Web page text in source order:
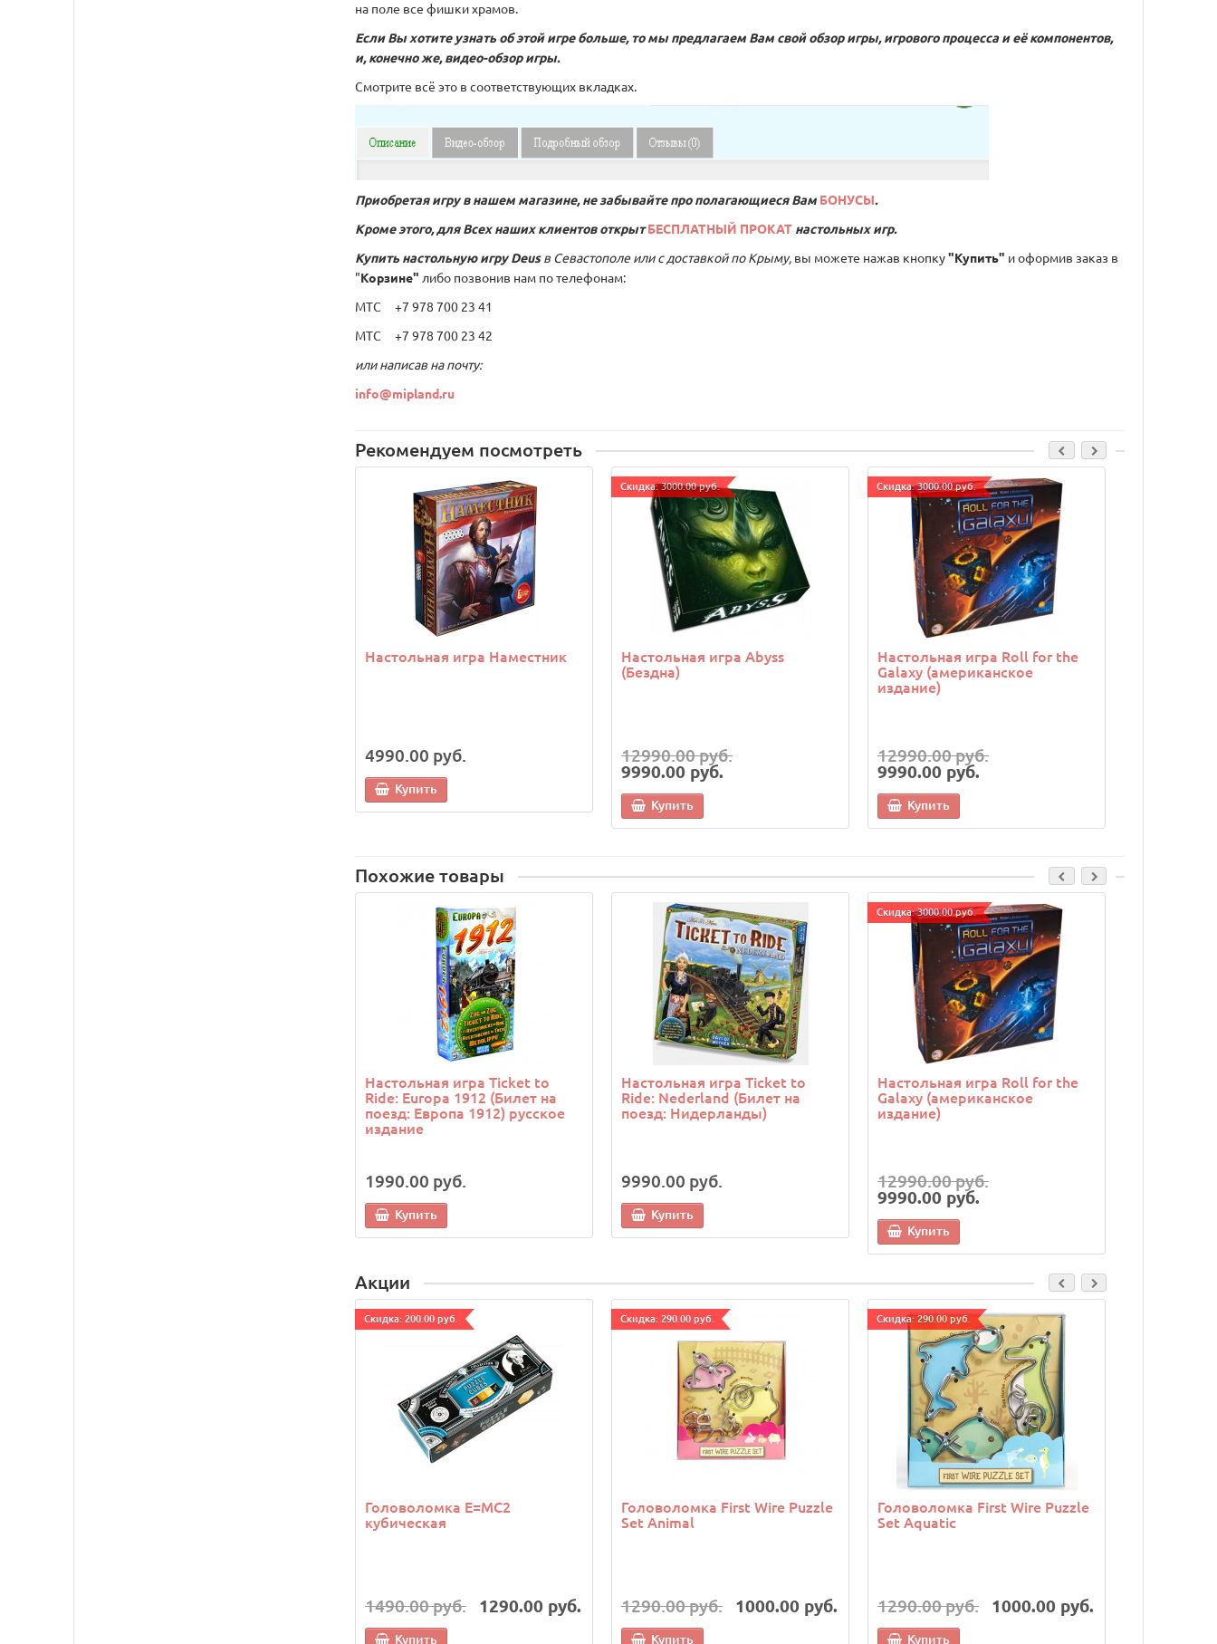
на поле все фишки храмов.
Если Вы хотите узнать об этой игре больше, то мы предлагаем Вам свой обзор игры, игрового процесса и её компонентов,
и, конечно же, видео-обзор игры.
Смотрите всё это в соответствующих вкладках.
Приобретая игру в нашем магазине, не забывайте про полагающиеся Вам БОНУСЫ.
Кроме этого, для Всех наших клиентов открыт БЕСПЛАТНЫЙ ПРОКАТ настольных игр.
Купить настольную игру Deus в Севастополе или с доставкой по Крыму, вы можете нажав кнопку"Купить" и оформив заказ в
"Корзине" либо позвонив нам по телефонам:
МТС +7 978 700 23 41
МТС +7 978 700 23 42
или написав на почту:
info@mipland.ru
Рекомендуем посмотреть
Настольная игра Наместник
4990.00 руб.
Купить
Cкидка: 3000.00 руб.
Настольная игра Abyss
(Бездна)
12990.00 руб.
9990.00 руб.
Купить
Cкидка: 3000.00 руб.
Настольная игра Roll for the
Galaxy (американское
издание)
12990.00 руб.
9990.00 руб.
Купить
Похожие товары
Настольная игра Ticket to
Ride: Europa 1912 (Билет на
поезд: Европа 1912) русское
издание
1990.00 руб.
Купить
Настольная игра Ticket to
Ride: Nederland (Билет на
поезд: Нидерланды)
9990.00 руб.
Купить
Cкидка: 3000.00 руб.
Настольная игра Roll for the
Galaxy (американское
издание)
12990.00 руб.
9990.00 руб.
Купить
Акции
Cкидка: 200.00 руб.
Головоломка E=MC2
кубическая
1490.00 руб. 1290.00 руб.
Купить
Cкидка: 290.00 руб.
Головоломка First Wire Puzzle
Set Animal
1290.00 руб. 1000.00 руб.
Купить
Cкидка: 290.00 руб.
Головоломка First Wire Puzzle
Set Aquatic
1290.00 руб. 1000.00 руб.
Купить